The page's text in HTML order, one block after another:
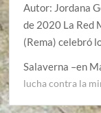
Autor: Jordana
de 2020 La Red
(Rema) celebró
Salaverna –en
lucha contra la